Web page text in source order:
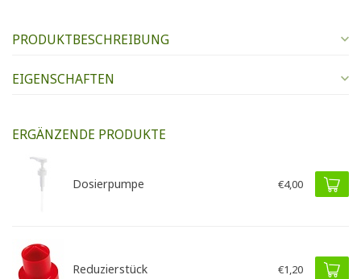
PRODUKTBESCHREIBUNG
EIGENSCHAFTEN
ERGÄNZENDE PRODUKTE
Dosierpumpe €4,00
Reduzierstück €1,20